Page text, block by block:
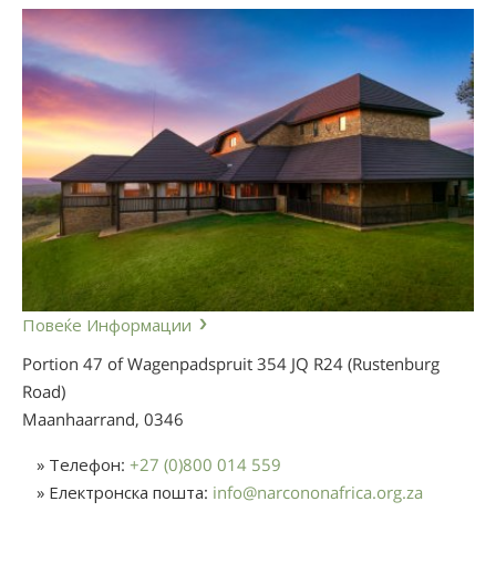
Повеќе Информации
Portion 47 of Wagenpadspruit 354 JQ R24 (Rustenburg
Road)
Maanhaarrand, 0346
» Телефон: +27 (0)800 014 559
» Електронска пошта: info@narcononafrica.org.za